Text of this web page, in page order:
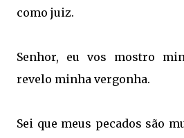
como juiz.
Senhor, eu vos mostro
revelo minha vergonha.
Sei que meus pecados são